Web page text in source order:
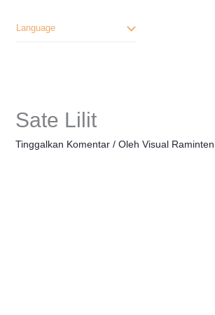
Language
Sate Lilit
Tinggalkan Komentar / Oleh Visual Raminten